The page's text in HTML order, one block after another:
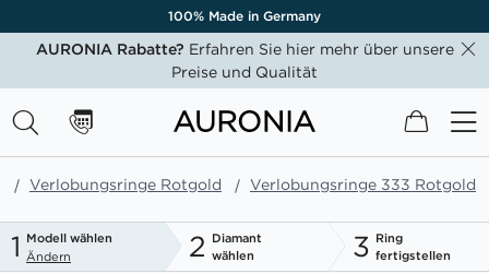
100% Made in Germany
AURONIA Rabatte? Erfahren Sie hier mehr über unsere
Preise und Qualität
Mein
Verlobungsringe Rotgold Verlobungsringe 333 Rotgold
1 Modell wählen
Ändern
2 Diamant
wählen
3 Ring
fertigstellen